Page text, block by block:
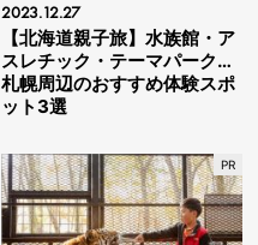
2023.12.27
【北海道親子旅】水族館・ア
スレチック・テーマパーク…
札幌周辺のおすすめ体験スポ
ット3選